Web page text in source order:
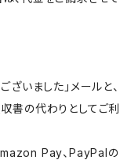
いました」メールと、
書の代わりとしてご利
Pay、PayPalの